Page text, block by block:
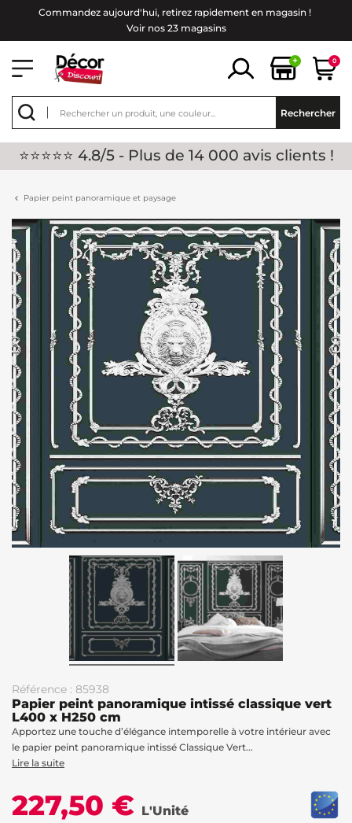
Commandez aujourd'hui, retirez rapidement en magasin !
Voir nos 23 magasins
+ 0
Rechercher
⭐⭐⭐⭐⭐ 4.8/5 - Plus de 14 000 avis clients !
Papier peint panoramique et paysage
Référence : 85938
Papier peint panoramique intissé classique vert
L400 x H250 cm
Apportez une touche d’élégance intemporelle à votre intérieur avec
le papier peint panoramique intissé Classique Vert...
Lire la suite
227,50 € L'Unité